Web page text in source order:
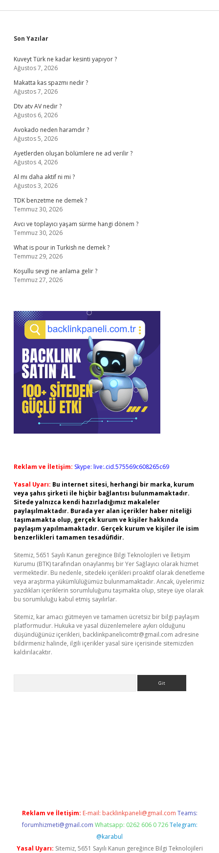
Sidebar
Son Yazılar
Kuveyt Türk ne kadar kesinti yapıyor ?
Ağustos 7, 2026
Makatta kas spazmı nedir ?
Ağustos 7, 2026
Dtv atv AV nedir ?
Ağustos 6, 2026
Avokado neden haramdır ?
Ağustos 5, 2026
Ayetlerden oluşan bölümlere ne ad verilir ?
Ağustos 4, 2026
Al mı daha aktif ni mi ?
Ağustos 3, 2026
TDK benzetme ne demek ?
Temmuz 30, 2026
Avcı ve toplayıcı yaşam sürme hangi dönem ?
Temmuz 30, 2026
What is pour in Turkish ne demek ?
Temmuz 29, 2026
Koşullu sevgi ne anlama gelir ?
Temmuz 27, 2026
Reklam ve İletişim: Skype: live:.cid.575569c608265c69
Yasal Uyarı: Bu internet sitesi, herhangi bir marka, kurum
veya şahıs şirketi ile hiçbir bağlantısı bulunmamaktadır.
Sitede yalnızca kendi hazırladığımız makaleler
paylaşılmaktadır. Burada yer alan içerikler haber niteliği
taşımamakta olup, gerçek kurum ve kişiler hakkında
paylaşım yapılmamaktadır. Gerçek kurum ve kişiler ile isim
benzerlikleri tamamen tesadüfidir.
Sitemiz, 5651 Sayılı Kanun gereğince Bilgi Teknolojileri ve İletişim
Kurumu (BTK) tarafından onaylanmış bir Yer Sağlayıcı olarak hizmet
vermektedir. Bu nedenle, sitedeki içerikleri proaktif olarak denetleme
veya araştırma yükümlülüğümüz bulunmamaktadır. Ancak, üyelerimiz
yazdıkları içeriklerin sorumluluğunu taşımakta olup, siteye üye olarak
bu sorumluluğu kabul etmiş sayılırlar.
Sitemiz, kar amacı gütmeyen ve tamamen ücretsiz bir bilgi paylaşım
platformudur. Hukuka ve yasal düzenlemelere aykırı olduğunu
düşündüğünüz içerikleri, backlinkpanelicomtr@gmail.com adresine
bildirmeniz halinde, ilgili içerikler yasal süre içerisinde sitemizden
kaldırılacaktır.
Reklam ve İletişim: E-mail: backlinkpaneli@gmail.com Teams:
forumhizmeti@gmail.com Whatsapp: 0262 606 0 726 Telegram:
@karabul
Yasal Uyarı: Sitemiz, 5651 Sayılı Kanun gereğince Bilgi Teknolojileri